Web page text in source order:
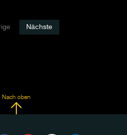
Nächste
Nach oben